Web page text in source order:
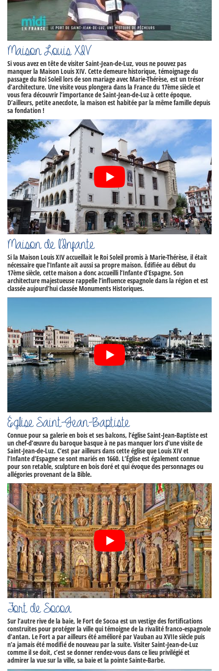
Maison Louis XIV
Si vous avez en tête devisiter Saint-Jean-de-Luz, vous ne pouvez pas
manquer la Maison Louis XIV. Cette demeure historique, témoignage du
passage du Roi Soleil lors de son mariage avec Marie-Thérèse, est un trésor
d’architecture. Une visite vous plongera dans la France du 17ème siècle et
vous fera découvrir l’importance de Saint-Jean-de-Luz à cette époque.
D’ailleurs, petite anecdote, la maison est habitée par la même famille depuis
sa fondation !
Maison de l’Infante
Si la Maison Louis XIV accueillait le Roi Soleil promis à Marie-Thérèse, il était
nécessaire que l’Infante ait aussi sa propre maison. Édifiée au début du
17ème siècle, cette maison a donc accueilli l’Infante d’Espagne. Son
architecture majestueuse rappelle l’influence espagnole dans la région et est
classée aujourd’hui classée Monuments Historiques.
Église Saint-Jean-Baptiste
Connue pour sa galerie en bois et ses balcons, l’église Saint-Jean-Baptisteest
un chef-d’œuvre du baroque basque à ne pas manquer lors d’unevisite de
Saint-Jean-de-Luz. C’est par ailleurs dans cette église que Louis XIV et
l’Infante d’Espagne se sont mariés en 1660. L’Église est également connue
pour son retable, sculpture en bois doré et qui évoque des personnages ou
allégories provenant de la Bible.
Fort de Socoa
Sur l’autre rive de la baie, leFort de Socoa est un vestige des fortifications
construites pour protéger la ville qui témoigne de la rivalité franco-espagnole
d’antan. Le Fort a par ailleurs été amélioré par Vauban au XVIIe siècle puis
n’a jamais été modifié de nouveau par la suite. Visiter Saint-Jean-de-Luz
comme il se doit, c’est se donner rendez-vous dans ce lieu privilégié et
admirer la vue sur la ville, sa baie et la pointe Sainte-Barbe.